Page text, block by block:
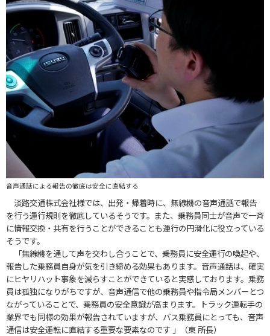
音声通話による報告の徹底は安全に直結する
淡路交通株式会社様では、出発・帰着時に、無線機の音声通話で報告
を行う運行規則を徹底しているそうです。また、乗務員同士が音声で一斉
に情報交換・共有を行うことができることも運行の円滑化に役立っている
そうです。
「無線機を通して声を交わし合うことで、乗務員に安全運行の喚起や、
報告した乗務員自身が気を引き締める効果もあります。音声通話は、確実
にヒヤリハット事象を減らすことができていると実感しております。乗務
員は孤独になりがちですが、音声通信で他の乗務員や指令局メンバーとつ
ながっていることで、乗務員の安全意識が高まります。トラック運転手の
業界でも同様の効果が報告されていますが、バス乗務員にとっても、音声
通信は安全運転に直結する重要な要素なのです 」（東 所長）